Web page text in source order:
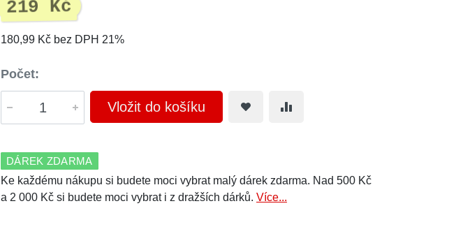
219 Kč
180,99 Kč bez DPH 21%
Počet:
Vložit do košíku
DÁREK ZDARMA
Ke každému nákupu si budete moci vybrat malý dárek zdarma. Nad 500 Kč
a 2 000 Kč si budete moci vybrat i z dražších dárků. Více...